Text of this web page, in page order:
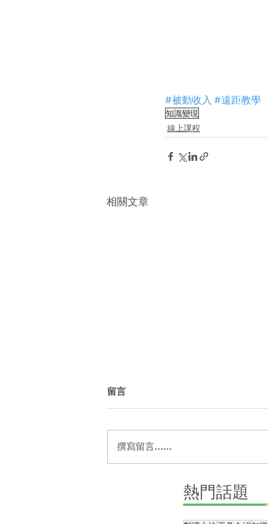
#被動收入 #遠距教學
知識變現
線上課程
相關文章
【5種拍攝法】協助你快速製
留言
撰寫留言......
​熱門話題